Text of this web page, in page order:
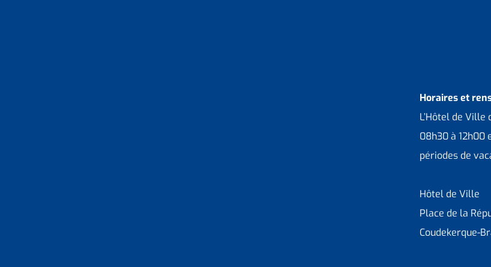
Horaires et
L’Hôtel de
08h30 à 12h00
périodes de
Hôtel de Ville
Place de la
Coudekerque-